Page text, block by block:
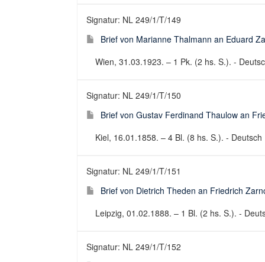
Signatur: NL 249/1/T/149
Brief von Marianne Thalmann an Eduard
Wien, 31.03.1923. – 1 Pk. (2 hs. S.). -
Signatur: NL 249/1/T/150
Brief von Gustav Ferdinand Thaulow an
Kiel, 16.01.1858. – 4 Bl. (8 hs. S.). -
Signatur: NL 249/1/T/151
Brief von Dietrich Theden an Friedrich
Leipzig, 01.02.1888. – 1 Bl. (2 hs. S.). -
Signatur: NL 249/1/T/152